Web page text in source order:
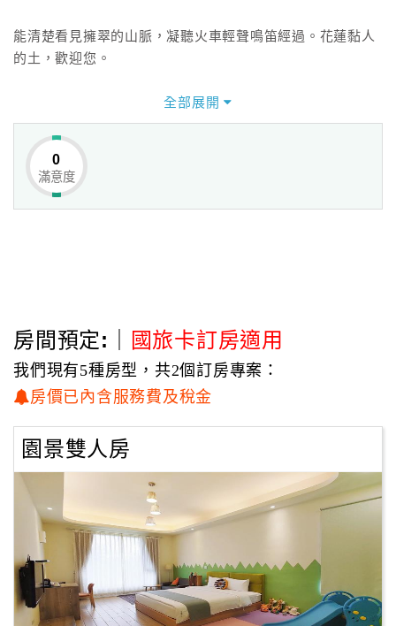
能清楚看見擁翠的山脈，凝聽火車輕聲鳴笛經過。花蓮黏人
的土，歡迎您。
哉煙煙裡盡是我們的用心和堅持，過程雖然辛苦，但我們相
信堅持絕對可以成就經典。
全部展開
0
滿意度
房間預定:｜ 國旅卡訂房適用
我們現有5種房型，共2個訂房專案：
房價已內含服務費及稅金
園景雙人房